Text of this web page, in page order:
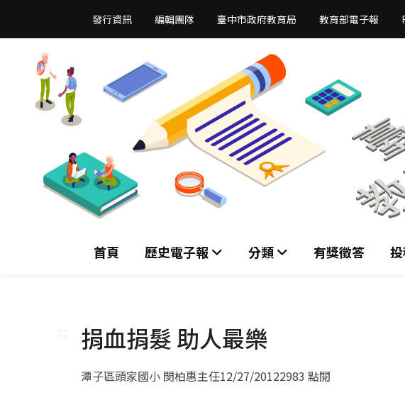
主
發行資訊 編輯團隊 臺中市政府教育局 教育部電子報
首頁 歷史電子報 分類 有獎徵答
::: 捐血捐髮 助人最樂
潭子區頭家國小 閔柏惠主任12/27/20122983 點閱